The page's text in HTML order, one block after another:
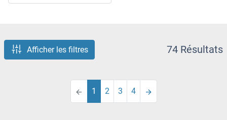
Afficher les filtres 74 Résultats
1 2 3 4